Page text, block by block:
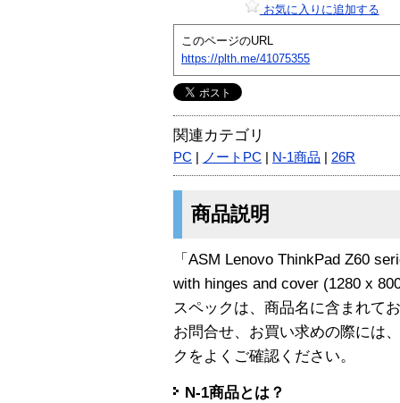
お気に入りに追加する
このページのURL
https://plth.me/41075355
関連カテゴリ
PC ノートPC N-1商品 26R
商品説明
「ASM Lenovo ThinkPad Z60
with hinges and cover (1280 x
スペックは、商品名に含まれて
お問合せ、お買い求めの際には
クをよくご確認ください。
N-1商品とは？